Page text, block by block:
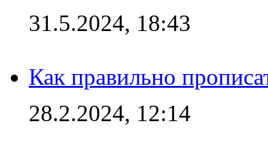
31.5.2024, 18:43
Как правильно
28.2.2024, 12:14